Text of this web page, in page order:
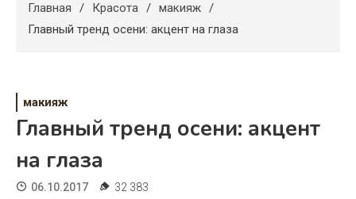
Худеем
Жизнь
Главная Красота
макияж
Главный тренд осени: акцент на глаза
макияж
Главный тренд осени: акцент
на глаза
06.10.2017 32 383